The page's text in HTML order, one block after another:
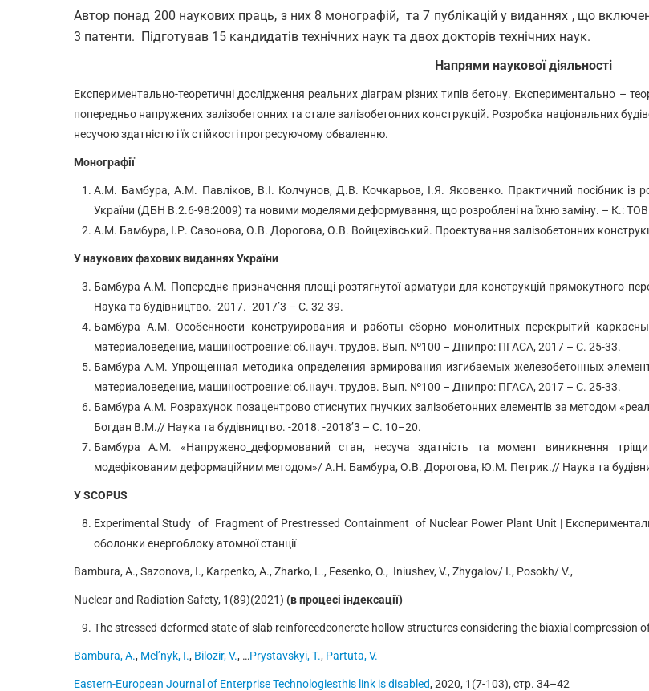
Автор понад 200 наукових праць, з них 8 монографій, та 7 публікацій у виданнях , що
3 патенти. Підготував 15 кандидатів технічних наук та двох докторів технічних наук.
Напрями наукової діяльності
Експериментально-теоретичні дослідження реальних діаграм різних типів бетону. Експериментально –
попередньо напружених залізобетонних та стале залізобетонних конструкцій. Розробка національних
несучою здатністю і їх стійкості прогресуючому обваленню.
Монографії
А.М. Бамбура, А.М. Павліков, В.І. Колчунов, Д.В. Кочкарьов, І.Я. Яковенко. Практичний посібник із
України (ДБН В.2.6-98:2009) та новими моделями деформування, що розроблені на їхню заміну. – К.:
А.М. Бамбура, І.Р. Сазонова, О.В. Дорогова, О.В. Войцехівський. Проектування залізобетонних
У наукових фахових виданнях України
Бамбура А.М. Попереднє призначення площі розтягнутої арматури для конструкцій прямокутного
Наука та будівництво. -2017. -2017’3 – С. 32-39.
Бамбура А.М. Особенности конструирования и работы сборно монолитных перекрытий
материаловедение, машиностроение: сб.науч. трудов. Вып. №100 – Днипро: ПГАСА, 2017 – С. 25-33.
Бамбура А.М. Упрощенная методика определения армирования изгибаемых железобетонных
материаловедение, машиностроение: сб.науч. трудов. Вып. №100 – Днипро: ПГАСА, 2017 – С. 25-33.
Бамбура А.М. Розрахунок позацентрово стиснутих гнучких залізобетонних елементів за методом
Богдан В.М.// Наука та будівництво. -2018. -2018’3 – С. 10–20.
Бамбура А.М. «Напружено_деформований стан, несуча здатність та момент виникнення
модефікованим деформаційним методом»/ А.Н. Бамбура, О.В. Дорогова, Ю.М. Петрик.// Наука та
УSCOPUS
Experimental Study of Fragment of Prestressed Containment of Nuclear Power Plant Unit |
оболонки енергоблоку атомної станції
Bambura, A., Sazonova, I., Karpenko, A., Zharko, L., Fesenko, O., Iniushev, V., Zhygalov/ I., Posokh/ V.,
Nuclear and Radiation Safety, 1(89)(2021) (в процесі індексації)
The stressed-deformed state of slab reinforcedconcrete hollow structures considering the biaxial compression
Bambura, A., Mel’nyk, I., Bilozir, V., …Prystavskyi, T., Partuta, V.
Eastern-European Journal of Enterprise Technologiesthis link is disabled, 2020, 1(7-103), стр. 34–42